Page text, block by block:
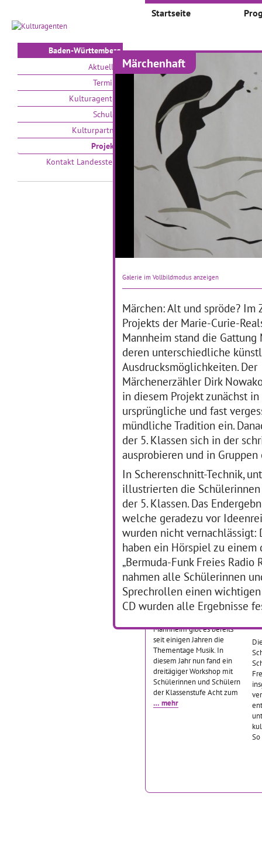
Märchenhaft
Galerie im Vollbildmodus anzeigen
Märchen: Alt und spröde? Im
Projekts der Marie-Curie-
Mannheim stand die Gattung
deren unterschiedliche
Ausdrucksmöglichkeiten. Der
Märchenerzähler Dirk
in diesem Projekt zunächst
ursprüngliche und fast
mündliche Tradition ein.
der 5. Klassen sich in der
ausprobieren und in
In Scherenschnitt-Technik,
illustrierten die Schülerinnen
der 5. Klassen. Das
welche geradezu vor
wurden nicht vernachlässigt:
haben ein Hörspiel zu einem
„Bermuda-Funk Freies Radio
nahmen alle Schülerinnen
Sprechrollen einen
CD wurden alle Ergebnisse
Baden-Württemberg
Aktuelles
Termine
Kulturagenten
Schulen
Kulturpartner
Projekte
Kontakt Landesstelle
Startseite
Projekte
Auswählen nach:
Zeitsprünge - Klassik
trifft auf Moderne
01.03.2017–31.05.2017
Literatur nicht verstaubt und
müssen, erfuhren die
Schülerinnen und Schüler
der Waldschule in
Mannheim.… mehr
Grundschüler als
"Kulturdetektive"
01.02.2017–28.02.2017
Im Rahmen des
mehrjährigen,
fächerübergreifenden
der Hardt-Schule in
Schwäbisch Gmünd lernen
die Schülerinnen und
Schüler der Klassenstufen
Eins bis Vier… mehr
in
Literatur trifft Pop
30.01.2017–01.02.2017
Mannheim gibt es bereits
seit einigen Jahren die
Thementage Musik. In
diesem Jahr nun fand ein
dreitägiger Workshop mit
Schülerinnen und Schülern
der Klassenstufe Acht zum
… mehr